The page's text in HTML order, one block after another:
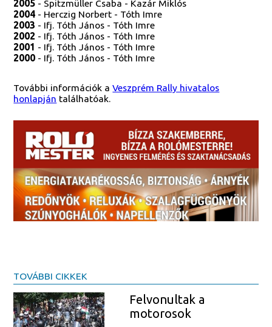
2005 - Spitzmüller Csaba - Kazár Miklós
2004 - Herczig Norbert - Tóth Imre
2003 - Ifj. Tóth János - Tóth Imre
2002 - Ifj. Tóth János - Tóth Imre
2001 - Ifj. Tóth János - Tóth Imre
2000 - Ifj. Tóth János - Tóth Imre
További információk aVeszprém Rally hivatalos
honlapján találhatóak.
TOVÁBBI CIKKEK
Felvonultak a
motorosok